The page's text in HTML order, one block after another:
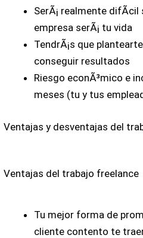
SerÃ¡ realmente difÃ­cil
empresa serÃ¡ tu vida
TendrÃ¡s que
conseguir resultados
Riesgo econÃ³mico e
meses (tu y tus
Ventajas y desventajas del
Ventajas del trabajo freelance
Tu mejor forma de
cliente contento te